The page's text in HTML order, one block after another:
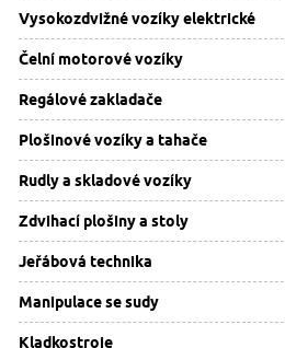
Vysokozdvižné vozíky elektrické
Čelní motorové vozíky
Regálové zakladače
Plošinové vozíky a tahače
Rudly a skladové vozíky
Zdvihací plošiny a stoly
Jeřábová technika
Manipulace se sudy
Kladkostroje